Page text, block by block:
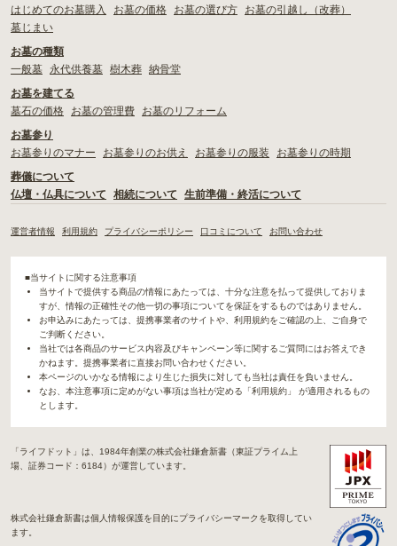
はじめてのお墓購入
お墓の価格 お墓の選び方
お墓の引越し（改葬）
墓じまい
お墓の種類
一般墓
永代供養墓 樹木葬 納骨堂
お墓を建てる
墓石の価格
お墓の管理費
お墓のリフォーム
お墓参り
お墓参りのマナー
お墓参りのお供え お墓参りの服装
お墓参りの時期
葬儀について
仏壇・仏具について
相続について 生前準備・終活について
運営者情報 利用規約 プライバシーポリシー 口コミについて お問い合わせ
■当サイトに関する注意事項
当サイトで提供する商品の情報にあたっては、十分な注意を払って提供しておりま
すが、情報の正確性その他一切の事項についてを保証をするものではありません。
お申込みにあたっては、提携事業者のサイトや、利用規約をご確認の上、ご自身で
ご判断ください。
当社では各商品のサービス内容及びキャンペーン等に関するご質問にはお答えでき
かねます。提携事業者に直接お問い合わせください。
本ページのいかなる情報により生じた損失に対しても当社は責任を負いません。
なお、本注意事項に定めがない事項は当社が定める「利用規約」 が適用されるもの
とします。
「ライフドット」は、1984年創業の株式会社鎌倉新書（東証プライム上
場、証券コード：6184）が運営しています。
株式会社鎌倉新書は個人情報保護を目的にプライバシーマークを取得してい
ます。